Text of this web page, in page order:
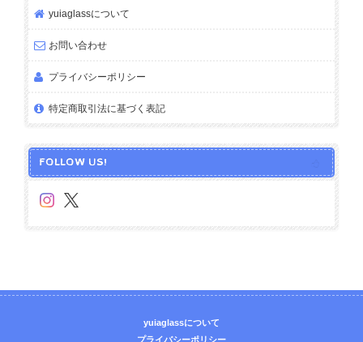
yuiaglassについて
お問い合わせ
プライバシーポリシー
特定商取引法に基づく表記
FOLLOW US!
yuiaglassについて
プライバシーポリシー